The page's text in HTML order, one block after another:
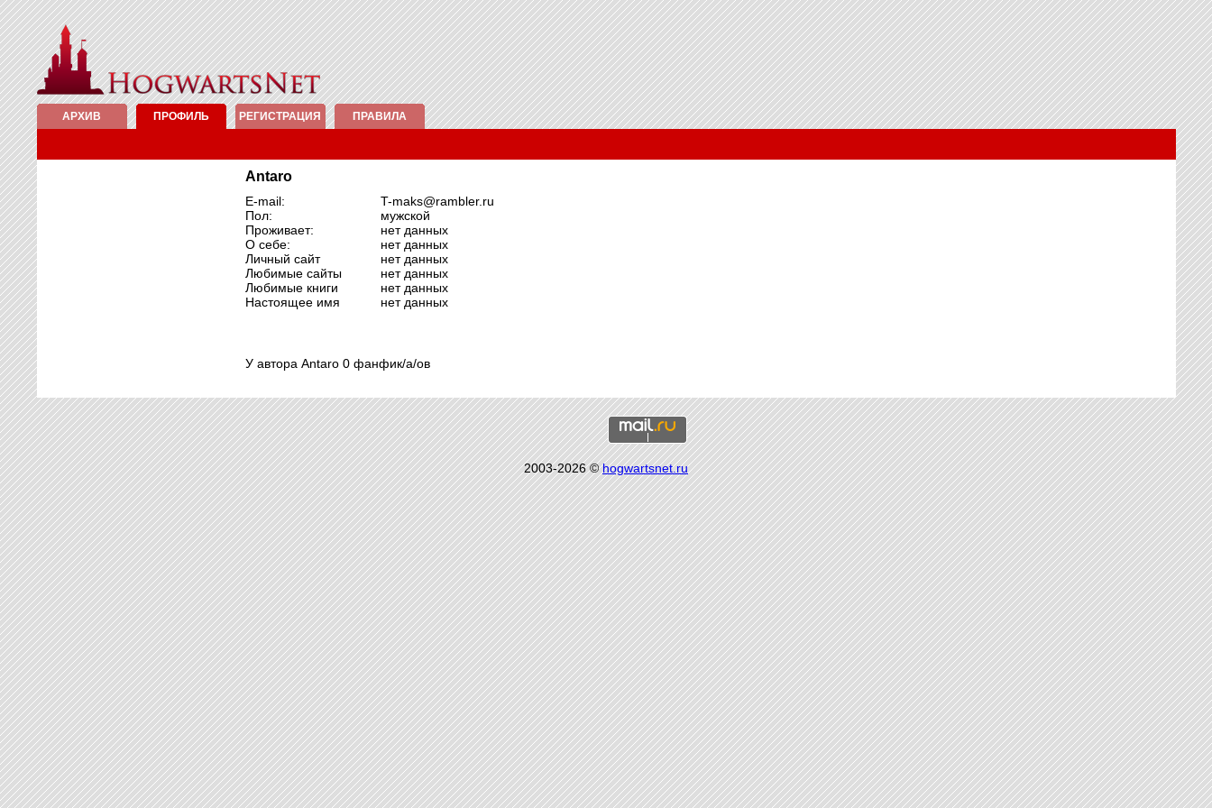
АРХИВ ПРОФИЛЬ РЕГИСТРАЦИЯ ПРАВИЛА
Antaro
E-mail:
T-maks@rambler.ru
Пол:
мужской
Проживает:
нет данных
О себе:
нет данных
Личный сайт
нет данных
Любимые сайты
нет данных
Любимые книги
нет данных
Настоящее имя
нет данных
У автора Antaro 0 фанфик/а/ов
2003-2026 ©hogwartsnet.ru